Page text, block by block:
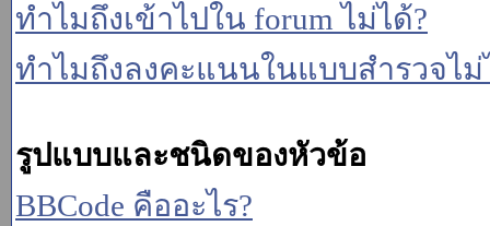
ทำไมถึงเข้าไปใน forum ไม่ได้?
ทำไมถึงลงคะแนนในแบบสำรวจไม่
รูปแบบและชนิดของหัวข้อ
BBCode คืออะไร?